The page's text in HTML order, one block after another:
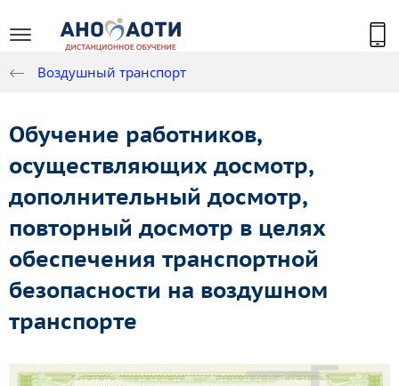
Воздушный транспорт
Обучение работников,
осуществляющих досмотр,
дополнительный досмотр,
повторный досмотр в целях
обеспечения транспортной
безопасности на воздушном
транспорте